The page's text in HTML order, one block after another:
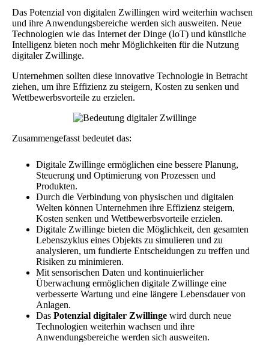
Das Potenzial von digitalen Zwillingen wird weiterhin wachsen
und ihre Anwendungsbereiche werden sich ausweiten. Neue
Technologien wie das Internet der Dinge (IoT) und künstliche
Intelligenz bieten noch mehr Möglichkeiten für die Nutzung
digitaler Zwillinge.
Unternehmen sollten diese innovative Technologie in Betracht
ziehen, um ihre Effizienz zu steigern, Kosten zu senken und
Wettbewerbsvorteile zu erzielen.
Zusammengefasst bedeutet das:
Digitale Zwillinge ermöglichen eine bessere Planung,
Steuerung und Optimierung von Prozessen und
Produkten.
Durch die Verbindung von physischen und digitalen
Welten können Unternehmen ihre Effizienz steigern,
Kosten senken und Wettbewerbsvorteile erzielen.
Digitale Zwillinge bieten die Möglichkeit, den gesamten
Lebenszyklus eines Objekts zu simulieren und zu
analysieren, um fundierte Entscheidungen zu treffen und
Risiken zu minimieren.
Mit sensorischen Daten und kontinuierlicher
Überwachung ermöglichen digitale Zwillinge eine
verbesserte Wartung und eine längere Lebensdauer von
Anlagen.
Das Potenzial digitaler Zwillinge wird durch neue
Technologien weiterhin wachsen und ihre
Anwendungsbereiche werden sich ausweiten.